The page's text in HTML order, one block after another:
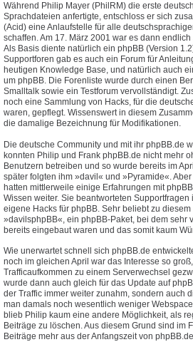
Während Philip Mayer (PhilRM) die erste
Sprachdateien anfertigte, entschloss er sich
(Acid) eine Anlaufstelle für alle
schaffen. Am 17. März 2001 war es dann
Als Basis diente natürlich ein phpBB (Version
Supportforen gab es auch ein Forum für
heutigen Knowledge Base, und natürlich auch
um phpBB. Die Forenliste wurde durch einen
Smalltalk sowie ein Testforum vervollständigt.
noch eine Sammlung von Hacks, für die
waren, gepflegt. Wissenswert in diesem
die damalige Bezeichnung für Modifikationen.
Die deutsche Community und mit ihr phpBB.de
konnten Philip und Frank phpBB.de nicht mehr
Benutzern betreiben und so wurde bereits im
später folgten ihm »davil« und »Pyramide«.
hatten mittlerweile einige Erfahrungen mit
Wissen weiter. Sie beantworteten
eigene Hacks für phpBB. Sehr beliebt zu
»davilsphpBB«, ein phpBB-Paket, bei dem sehr
bereits eingebaut waren und das somit kaum
Wie unerwartet schnell sich phpBB.de
noch im gleichen April war das Interesse so
Trafficaufkommen zu einem Serverwechsel
wurde dann auch gleich für das Update auf
der Traffic immer weiter zunahm, sondern auch
man damals noch wesentlich weniger
blieb Philip kaum eine andere Möglichkeit, als
Beiträge zu löschen. Aus diesem Grund sind im
Beiträge mehr aus der Anfangszeit von